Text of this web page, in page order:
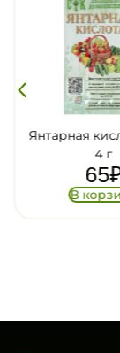
Янтарная
4 г
65₽
В